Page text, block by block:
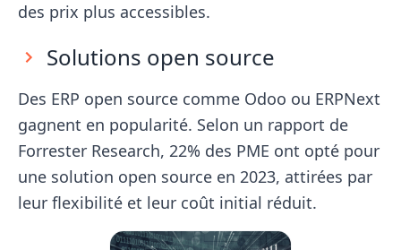
des prix plus accessibles.
Solutions open source
Des ERP open source comme Odoo ou ERPNext
gagnent en popularité. Selon un rapport de
Forrester Research, 22% des PME ont opté pour
une solution open source en 2023, attirées par
leur flexibilité et leur coût initial réduit.